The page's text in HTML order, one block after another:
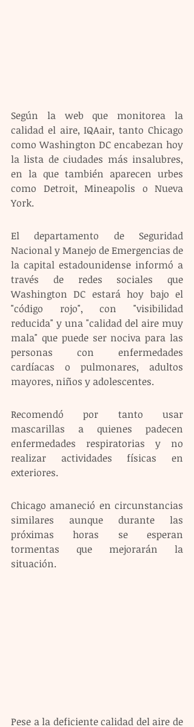
Según la web que monitorea la
calidad el aire, IQAair, tanto Chicago
como Washington DC encabezan hoy
la lista de ciudades más insalubres,
en la que también aparecen urbes
como Detroit, Mineapolis o Nueva
York.
El departamento de Seguridad
Nacional y Manejo de Emergencias de
la capital estadounidense informó a
través de redes sociales que
Washington DC estará hoy bajo el
"código rojo", con "visibilidad
reducida" y una "calidad del aire muy
mala" que puede ser nociva para las
personas con enfermedades
cardíacas o pulmonares, adultos
mayores, niños y adolescentes.
Recomendó por tanto usar
mascarillas a quienes padecen
enfermedades respiratorias y no
realizar actividades físicas en
exteriores.
Chicago amaneció en circunstancias
similares aunque durante las
próximas horas se esperan
tormentas que mejorarán la
situación.
Pese a la deficiente calidad del aire de